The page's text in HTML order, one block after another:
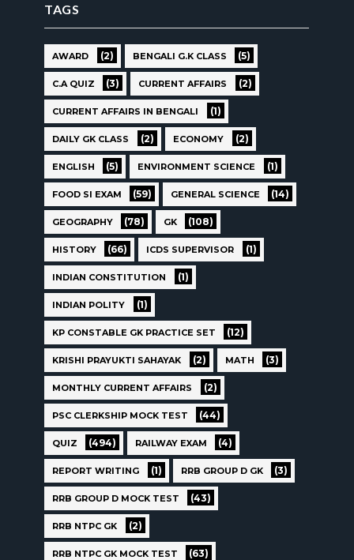
TAGS
AWARD (2) BENGALI G.K CLASS (5)
C.A QUIZ (3) CURRENT AFFAIRS (2)
CURRENT AFFAIRS IN BENGALI (1)
DAILY GK CLASS (2) ECONOMY (2)
ENGLISH (5) ENVIRONMENT SCIENCE (1)
FOOD SI EXAM (59) GENERAL SCIENCE (14)
GEOGRAPHY (78) GK (108)
HISTORY (66) ICDS SUPERVISOR (1)
INDIAN CONSTITUTION (1)
INDIAN POLITY (1)
KP CONSTABLE GK PRACTICE SET (12)
KRISHI PRAYUKTI SAHAYAK (2) MATH (3)
MONTHLY CURRENT AFFAIRS (2)
PSC CLERKSHIP MOCK TEST (44)
QUIZ (494) RAILWAY EXAM (4)
REPORT WRITING (1) RRB GROUP D GK (3)
RRB GROUP D MOCK TEST (43)
RRB NTPC GK (2)
RRB NTPC GK MOCK TEST (63)